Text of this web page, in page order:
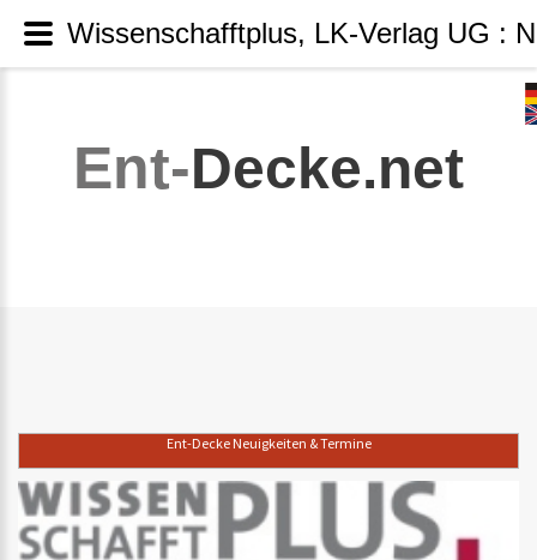
Ent-Decke.net
Ent-Decke Neuigkeiten & Termine
Wissenschafftplus, LK-Verlag UG :